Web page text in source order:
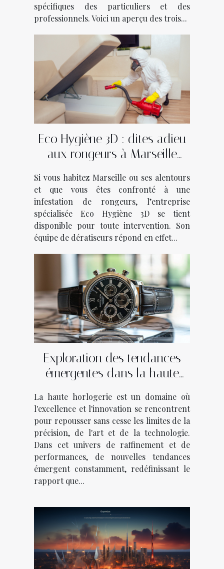
spécifiques des particuliers et des
professionnels. Voici un aperçu des trois...
Eco Hygiène 3D : dites adieu
aux rongeurs à Marseille
Si vous habitez Marseille ou ses alentours
et que vous êtes confronté à une
infestation de rongeurs, l’entreprise
spécialisée Eco Hygiène 3D se tient
disponible pour toute intervention. Son
équipe de dératiseurs répond en effet...
Exploration des tendances
émergentes dans la haute
La haute horlogerie est un domaine où
l'excellence et l'innovation se rencontrent
pour repousser sans cesse les limites de la
précision, de l'art et de la technologie.
Dans cet univers de raffinement et de
performances, de nouvelles tendances
émergent constamment, redéfinissant le
rapport que...